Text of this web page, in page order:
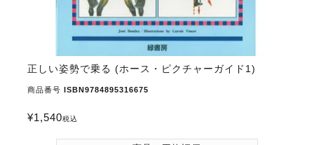
正しい姿勢で乗る (ホース・ピクチャーガイド1)
商品番号 ISBN9784895316675
¥1,540税込